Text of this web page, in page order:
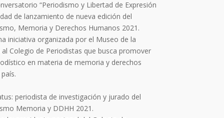
“Periodismo y Libertad de Expresión
de lanzamiento de nueva edición del
Memoria y Derechos Humanos 2021.
iniciativa organizada por el Museo de la
Colegio de Periodistas que busca promover
en materia de memoria y derechos
periodista de investigación y jurado del
Memoria y DDHH 2021.